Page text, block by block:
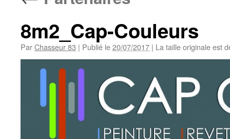
8m2_Cap-Couleurs
ParChasseur 83 | Publié le20/07/2017 | La taille originale est